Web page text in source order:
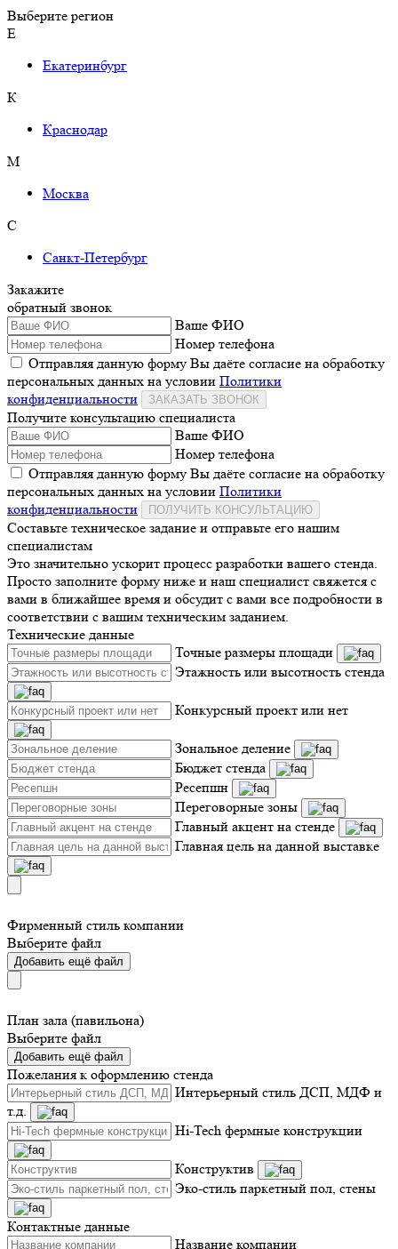
Выберите регион
Е
Екатеринбург
К
Краснодар
М
Москва
С
Санкт-Петербург
Закажите
обратный звонок
Ваше ФИО
Номер телефона
Отправляя данную форму Вы даёте согласие на обработку
персональных данных на условии Политики
конфиденциальности
ЗАКАЗАТЬ ЗВОНОК
Получите консультацию специалиста
Ваше ФИО
Номер телефона
Отправляя данную форму Вы даёте согласие на обработку
персональных данных на условии Политики
конфиденциальности
ПОЛУЧИТЬ КОНСУЛЬТАЦИЮ
Составьте техническое задание и отправьте его нашим
специалистам
Это значительно ускорит процесс разработки вашего стенда.
Просто заполните форму ниже и наш специалист свяжется с
вами в ближайшее время и обсудит с вами все подробности в
соответствии с вашим техническим заданием.
Технические данные
Точные размеры площади
Этажность или высотность стенда
Конкурсный проект или нет
Зональное деление
Бюджет стенда
Ресепшн
Переговорные зоны
Главный акцент на стенде
Главная цель на данной выставке
Фирменный стиль компании
Выберите файл
Добавить ещё файл
План зала (павильона)
Выберите файл
Добавить ещё файл
Пожелания к оформлению стенда
Интерьерный стиль ДСП, МДФ и
т.д.
Hi-Tech фермные конструкции
Конструктив
Эко-стиль паркетный пол, стены
Контактные данные
Название компании